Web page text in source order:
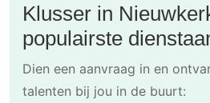
Klusser in
populairste
Dien een aanvraag in en
talenten bij jou in de buurt: